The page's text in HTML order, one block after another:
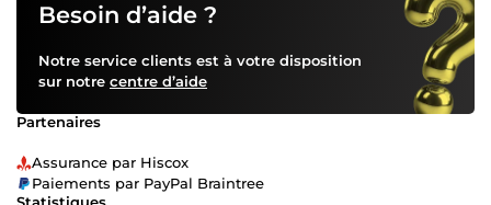
Besoin d’aide ?
Notre service clients est à votre disposition
sur notre centre d’aide
Partenaires
Assurance par Hiscox
Paiements par PayPal Braintree